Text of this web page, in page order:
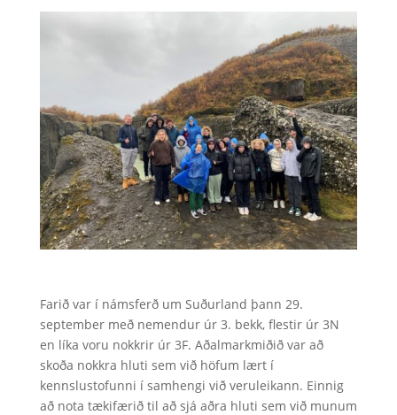
Farið var í námsferð um Suðurland þann 29.
september með nemendur úr 3. bekk, flestir úr 3N
en líka voru nokkrir úr 3F. Aðalmarkmiðið var að
skoða nokkra hluti sem við höfum lært í
kennslustofunni í samhengi við veruleikann. Einnig
að nota tækifærið til að sjá aðra hluti sem við munum